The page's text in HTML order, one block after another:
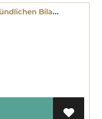
555 Fragen zur mündlichen Bilanzbuchhalterprüfung